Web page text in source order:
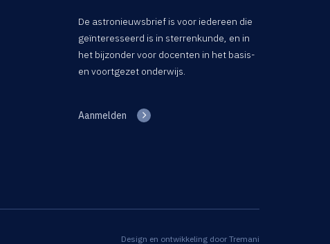
De astronieuwsbrief is voor iedereen die
geïnteresseerd is in sterrenkunde, en in
het bijzonder voor docenten in het basis-
en voortgezet onderwijs.
Aanmelden
Design en ontwikkeling door Tremani